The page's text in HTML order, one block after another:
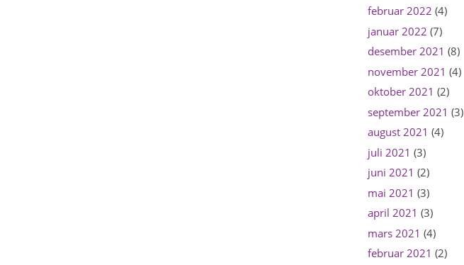
februar 2022 (4)
januar 2022 (7)
desember 2021 (8)
november 2021 (4)
oktober 2021 (2)
september 2021 (3)
august 2021 (4)
juli 2021 (3)
juni 2021 (2)
mai 2021 (3)
april 2021 (3)
mars 2021 (4)
februar 2021 (2)